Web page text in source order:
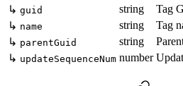
↳ guid string
Tag
↳ name string
Tag
↳ parentGuid string
↳ updateSequenceNum number